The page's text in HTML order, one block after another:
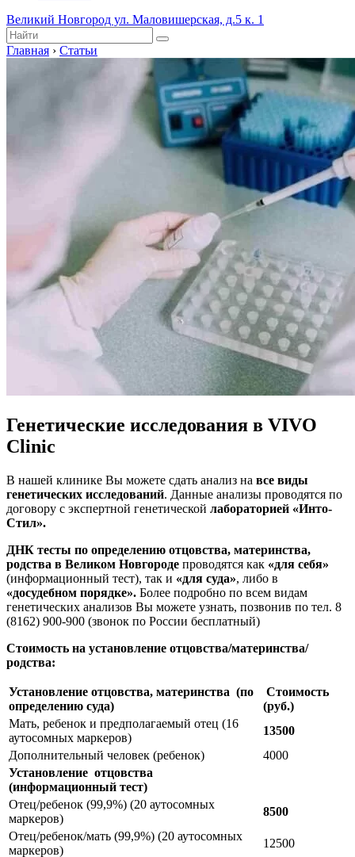
Великий Новгород ул. Маловишерская, д.5 к. 1
Главная › Статьи
Генетические исследования в VIVO
Clinic
В нашей клинике Вы можете сдать анализ на все виды
генетических исследований. Данные анализы проводятся по
договору с экспертной генетической лабораторией «Инто-
Стил».
ДНК тесты по определению отцовства, материнства,
родства в Великом Новгороде проводятся как «для себя»
(информационный тест), так и «для суда», либо в
«досудебном порядке». Более подробно по всем видам
генетических анализов Вы можете узнать, позвонив по тел. 8
(8162) 900-900 (звонок по России бесплатный)
Стоимость на установление отцовства/материнства/
родства:
Установление отцовства, материнства (по
определению суда)
Стоимость
(руб.)
Мать, ребенок и предполагаемый отец (16
аутосомных маркеров)
13500
Дополнительный человек (ребенок)
4000
Установление отцовства
(информационный тест)
Отец/ребенок (99,9%) (20 аутосомных
маркеров)
8500
Отец/ребенок/мать (99,9%) (20 аутосомных
маркеров)
12500